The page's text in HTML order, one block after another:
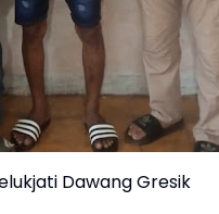
Dawang Gresik